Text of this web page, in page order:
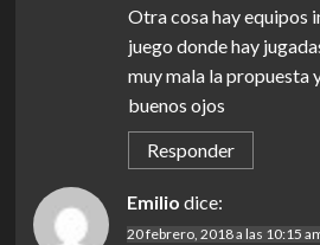
Otra cosa hay equipos
juego donde hay
muy mala la propuesta
buenos ojos
Responder
Emilio dice:
20 febrero, 2018 a las 10:15